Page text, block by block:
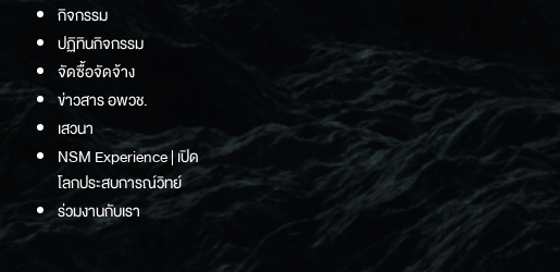
กิจกรรม
ปฏิทินกิจกรรม
จัดซื้อจัดจ้าง
ข่าวสาร อพวช.
เสวนา
NSM Experience | เปิด
โลกประสบการณ์วิทย์
ร่วมงานกับเรา